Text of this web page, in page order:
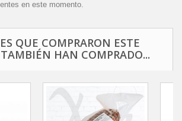
en este momento.
QUE COMPRARON ESTE
HAN COMPRADO...